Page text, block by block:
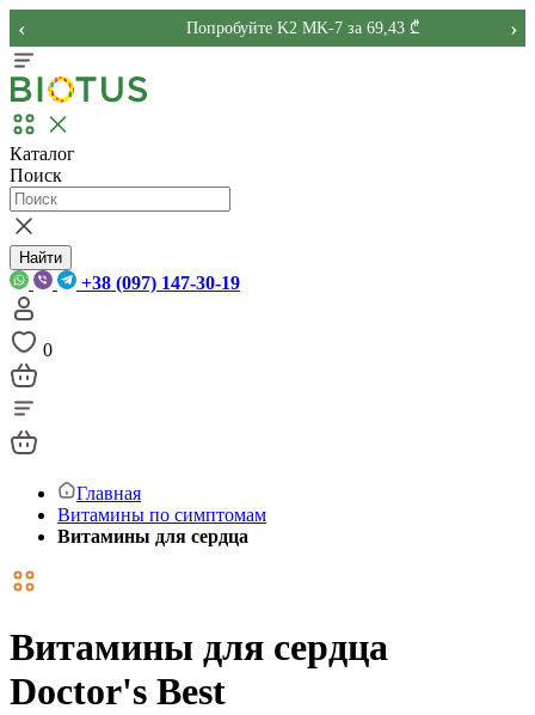
Попробуйте K2 MK-7 за 69,43 ₾
‹ ›
Каталог
Поиск
Найти
+38 (097) 147-30-19
0
Главная
Витамины по симптомам
Витамины для сердца
Витамины для сердца
Doctor's Best